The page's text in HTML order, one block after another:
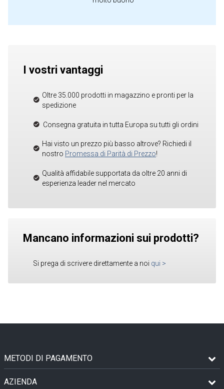
I vostri vantaggi
Oltre 35.000 prodotti in magazzino e pronti per la
spedizione
Consegna gratuita in tutta Europa su tutti gli ordini
Hai visto un prezzo più basso altrove? Richiedi il
nostro Promessa di Parità di Prezzo!
Qualità affidabile supportata da oltre 20 anni di
esperienza leader nel mercato
Mancano informazioni sui prodotti?
Si prega di scrivere direttamente a noi qui >
METODI DI PAGAMENTO
AZIENDA